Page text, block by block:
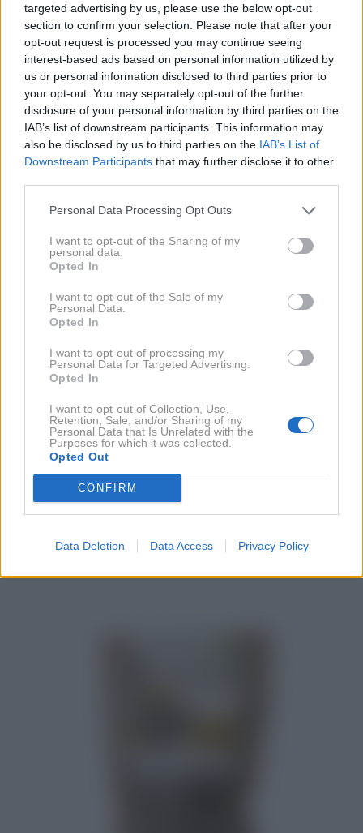
targeted advertising by us, please use the below opt-out
section to confirm your selection. Please note that after your
opt-out request is processed you may continue seeing
interest-based ads based on personal information utilized by
us or personal information disclosed to third parties prior to
your opt-out. You may separately opt-out of the further
disclosure of your personal information by third parties on the
IAB’s list of downstream participants. This information may
also be disclosed by us to third parties on the IAB’s List of
Downstream Participants that may further disclose it to other
Personal Data Processing Opt Outs
I want to opt-out of the Sharing of my
personal data.
Opted In
I want to opt-out of the Sale of my
Personal Data.
Opted In
I want to opt-out of processing my
Personal Data for Targeted Advertising.
Opted In
I want to opt-out of Collection, Use,
Retention, Sale, and/or Sharing of my
Personal Data that Is Unrelated with the
Purposes for which it was collected.
Opted Out
CONFIRM
Data Deletion Data Access Privacy Policy
5 okusov za nešteto
kulinaričnih čarovnij
Izbiramo lahko medJabolčno pravljico, Nežno
jagodo,Hudim kakavom,Zmešano bananoin
Pregrešno pomarančo.
po svojem navdihu si lahko vsak dan pripravite
drugačno kombinacijo okusov, jeste pa jih lahko, kot
rečeno, tudi samostojno. Nas je najbolj prevzela
Pregrešna pomaranča! Sploh z mislimi na zimski čas
in prihajajoče praznike, ko bo to naš izbrani praznični
sočno pomarančo, ki sta ji dodana še kardamom in
žlahtna, ročno narejena presna čokolada. Ta okus
doda posebno noto in užitek kateremukoli obroku!
Sestavine?
Zemeljski mandlji, pomaranče, rozine, ribani kokos,
ajda, lanena semena, limone, kakavova zrna,
kardamom v prahu, vse presno in ekološke pridelave,
nerafinirana himalajska sol.